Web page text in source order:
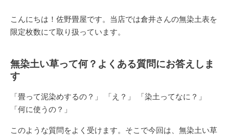
こんにちは！佐野畳屋です。当店では倉井さんの無染土表を
限定枚数にて取り扱っています。
無染土い草って何？よくある質問にお答えしま
す
「畳って泥染めするの？」 「え？」 「染土ってなに？」
「何に使うの？」
このような質問をよく受けます。そこで今回は、 無染土い草